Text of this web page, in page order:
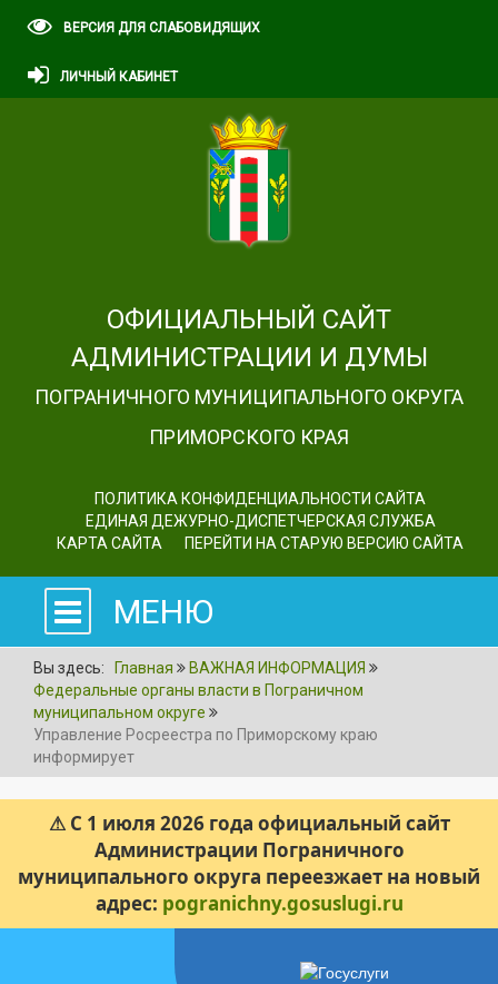
ВЕРСИЯ ДЛЯ СЛАБОВИДЯЩИХ
ЛИЧНЫЙ КАБИНЕТ
ОФИЦИАЛЬНЫЙ САЙТ
АДМИНИСТРАЦИИ И ДУМЫ
ПОГРАНИЧНОГО МУНИЦИПАЛЬНОГО ОКРУГА
ПРИМОРСКОГО КРАЯ
ПОЛИТИКА КОНФИДЕНЦИАЛЬНОСТИ САЙТА
ЕДИНАЯ ДЕЖУРНО-ДИСПЕТЧЕРСКАЯ СЛУЖБА
КАРТА САЙТА
ПЕРЕЙТИ НА СТАРУЮ ВЕРСИЮ САЙТА
МЕНЮ
Вы здесь: Главная
ВАЖНАЯ ИНФОРМАЦИЯ
Федеральные органы власти в Пограничном
муниципальном округе
Управление Росреестра по Приморскому краю
информирует
⚠ С 1 июля 2026 года официальный сайт
Администрации Пограничного
муниципального округа переезжает на новый
адрес: pogranichny.gosuslugi.ru